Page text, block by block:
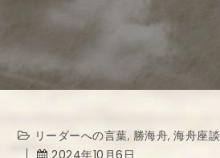
リーダーへの言葉, 勝海舟,海舟座談
2024年10月6日